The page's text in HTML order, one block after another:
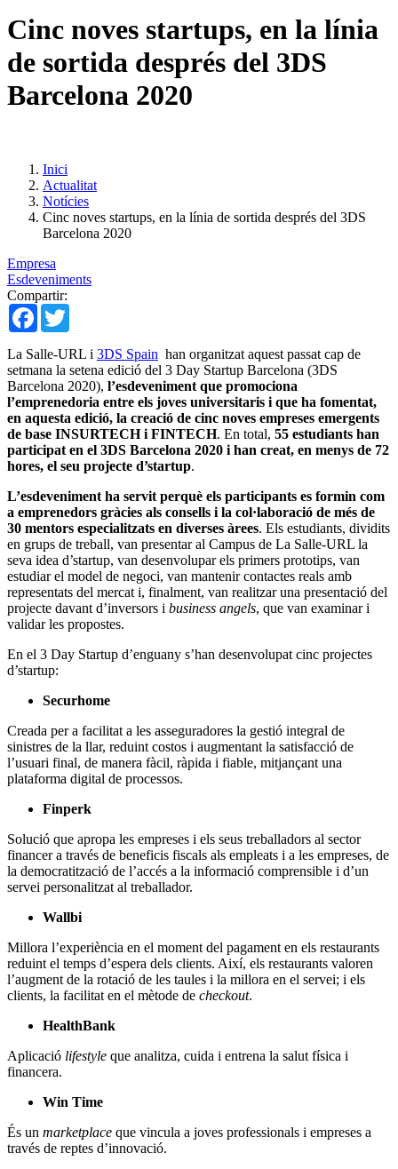
Cinc noves startups, en la línia
de sortida després del 3DS
Barcelona 2020
Inici
Actualitat
Notícies
Cinc noves startups, en la línia de sortida després del 3DS
Barcelona 2020
Empresa
Esdeveniments
Compartir:
Facebook
La Salle-URL i 3DS Spain han organitzat aquest passat cap de
setmana la setena edició del 3 Day Startup Barcelona (3DS
Barcelona 2020), l’esdeveniment que promociona
l’emprenedoria entre els joves universitaris i que ha fomentat,
en aquesta edició, la creació de cinc noves empreses emergents
de base INSURTECH i FINTECH. En total, 55 estudiants han
participat en el 3DS Barcelona 2020 i han creat, en menys de 72
hores, el seu projecte d’startup.
L’esdeveniment ha servit perquè els participants es formin com
a emprenedors gràcies als consells i la col·laboració de més de
30 mentors especialitzats en diverses àrees. Els estudiants, dividits
en grups de treball, van presentar al Campus de La Salle-URL la
seva idea d’startup, van desenvolupar els primers prototips, van
estudiar el model de negoci, van mantenir contactes reals amb
representats del mercat i, finalment, van realitzar una presentació del
projecte davant d’inversors i business angels, que van examinar i
validar les propostes.
En el 3 Day Startup d’enguany s’han desenvolupat cinc projectes
d’startup:
Securhome
Creada per a facilitat a les asseguradores la gestió integral de
sinistres de la llar, reduint costos i augmentant la satisfacció de
l’usuari final, de manera fàcil, ràpida i fiable, mitjançant una
plataforma digital de processos.
Finperk
Solució que apropa les empreses i els seus treballadors al sector
financer a través de beneficis fiscals als empleats i a les empreses, de
la democratització de l’accés a la informació comprensible i d’un
servei personalitzat al treballador.
Wallbi
Millora l’experiència en el moment del pagament en els restaurants
reduint el temps d’espera dels clients. Així, els restaurants valoren
l’augment de la rotació de les taules i la millora en el servei; i els
clients, la facilitat en el mètode de checkout.
HealthBank
Aplicació lifestyle que analitza, cuida i entrena la salut física i
financera.
Win Time
És un marketplace que vincula a joves professionals i empreses a
través de reptes d’innovació.